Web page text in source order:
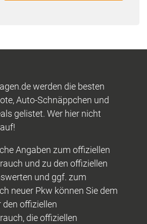
werden die besten
Auto-Schnäppchen und
gelistet. Wer hier nicht
Angaben zum offiziellen
und zu den offiziellen
und ggf. zum
neuer Pkw können Sie dem
den offiziellen
die offiziellen